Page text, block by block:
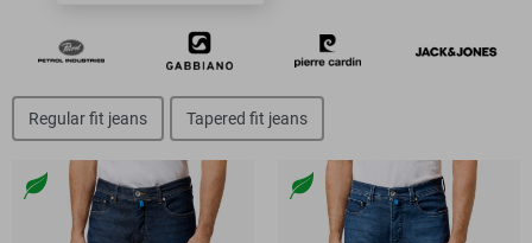
Regular fit jeans Tapered fit jeans